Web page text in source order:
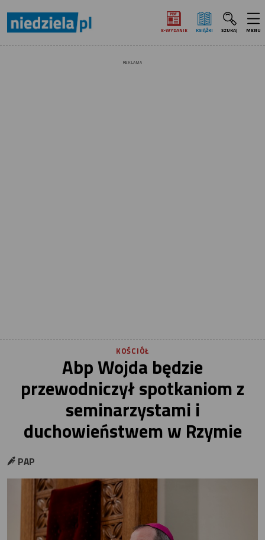
E‑WYDANIE KSIĄŻKI SZUKAJ MENU
REKLAMA
KOŚCIÓŁ
Abp Wojda będzie
przewodniczył spotkaniom z
seminarzystami i
duchowieństwem w Rzymie
PAP